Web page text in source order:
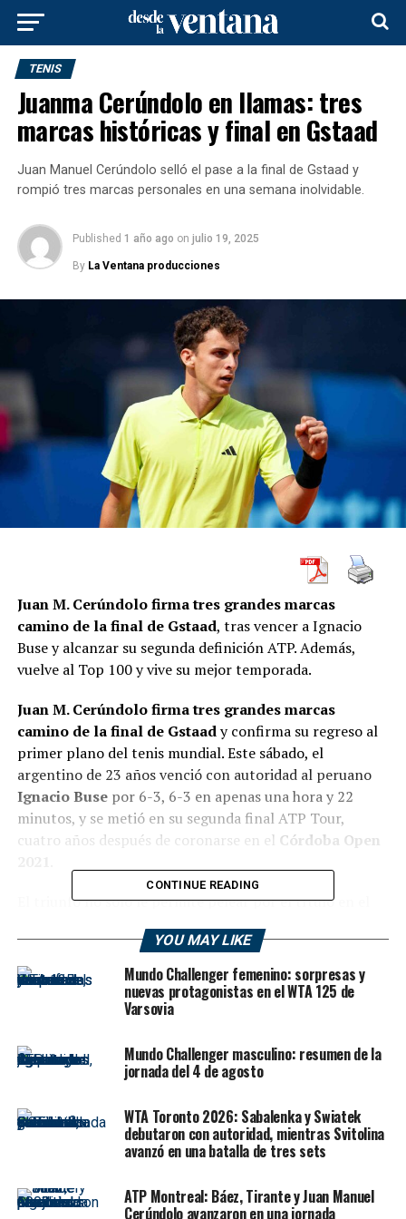
TENIS
Juanma Cerúndolo en llamas: tres
marcas históricas y final en Gstaad
Juan Manuel Cerúndolo selló el pase a la final de Gstaad y
rompió tres marcas personales en una semana inolvidable.
Published 1 año ago on julio 19, 2025
By La Ventana producciones
Juan M. Cerúndolo firma tres grandes marcas
camino de la final de Gstaad, tras vencer a Ignacio
Buse y alcanzar su segunda definición ATP. Además,
vuelve al Top 100 y vive su mejor temporada.
Juan M. Cerúndolo firma tres grandes marcas
camino de la final de Gstaady confirma su regreso al
primer plano del tenis mundial. Este sábado, el
argentino de 23 años venció con autoridad al peruano
Ignacio Busepor 6-3, 6-3 en apenas una hora y 22
minutos, y se metió en su segunda final ATP Tour,
cuatro años después de coronarse en el Córdoba Open
El triunfo no solo le permite pelear por el título en el
retorno al Top 100 del PIF ATP Rankings, además de
establecer
su mejor temporada en cantidad de
victoriasen el circuito ATP, con un récord de 8-6.
comentó Cerúndolo, que venía de ser finalista en el
Challenger de Braunschweigy que en Gstaad mostró
condiciones de altitud que, según reconoció, benefician
su estilo de juego.
partidos previos fueron a tres sets. En primera ronda,
CONTINUE READING
YOU MAY LIKE
Mundo Challenger femenino: sorpresas y
nuevas protagonistas en el WTA 125 de
Varsovia
Mundo Challenger masculino: resumen de la
jornada del 4 de agosto
WTA Toronto 2026: Sabalenka y Swiatek
debutaron con autoridad, mientras Svitolina
avanzó en una batalla de tres sets
ATP Montreal: Báez, Tirante y Juan Manuel
Cerúndolo avanzaron en una jornada